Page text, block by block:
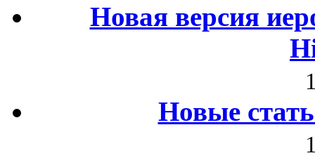
Новая версия
Новые